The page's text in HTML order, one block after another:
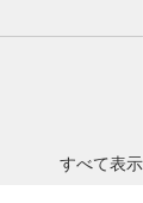
すべて表示